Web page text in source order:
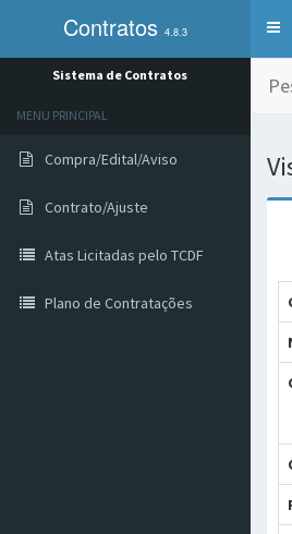
Contratos 4.8.3
Sistema de Contratos
MENU PRINCIPAL
Compra/Edital/Aviso
Contrato/Ajuste
Atas Licitadas pelo TCDF
Plano de Contratações